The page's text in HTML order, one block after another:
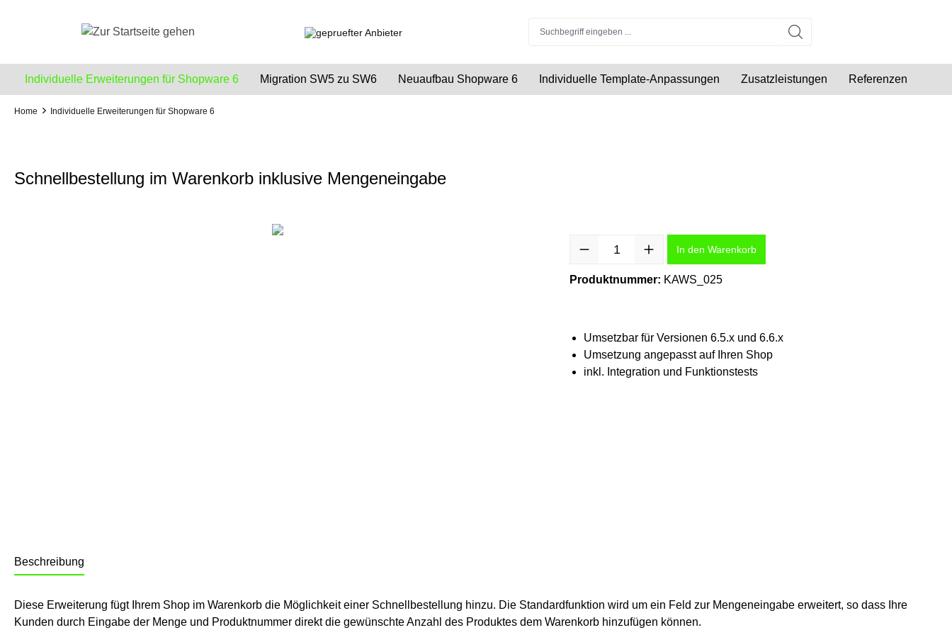
Individuelle Erweiterungen für Shopware 6 Migration SW5 zu SW6 Neuaufbau Shopware 6 Individuelle Template-Anpassungen Zusatzleistungen Referenzen
Home Individuelle Erweiterungen für Shopware 6
Schnellbestellung im Warenkorb inklusive Mengeneingabe
In den Warenkorb
Produktnummer: KAWS_025
Umsetzbar für Versionen 6.5.x und 6.6.x
Umsetzung angepasst auf Ihren Shop
inkl. Integration und Funktionstests
Beschreibung
Diese Erweiterung fügt Ihrem Shop im Warenkorb die Möglichkeit einer Schnellbestellung hinzu. Die Standardfunktion wird um ein Feld zur Mengeneingabe erweitert, so dass Ihre
Kunden durch Eingabe der Menge und Produktnummer direkt die gewünschte Anzahl des Produktes dem Warenkorb hinzufügen können.